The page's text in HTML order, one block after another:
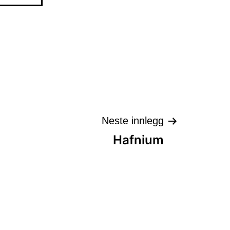
Neste innlegg
Hafnium